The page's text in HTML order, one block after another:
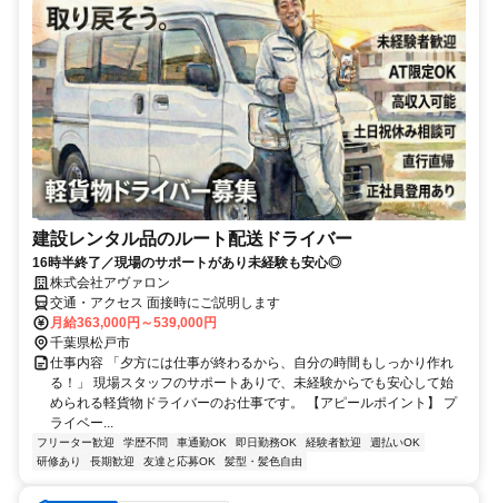
建設レンタル品のルート配送ドライバー
16時半終了／現場のサポートがあり未経験も安心◎
株式会社アヴァロン
交通・アクセス 面接時にご説明します
月給363,000円～539,000円
千葉県松戸市
仕事内容 「夕方には仕事が終わるから、自分の時間もしっかり作れ
る！」 現場スタッフのサポートありで、未経験からでも安心して始
められる軽貨物ドライバーのお仕事です。 【アピールポイント】 プ
ライベー...
フリーター歓迎 学歴不問 車通勤OK 即日勤務OK 経験者歓迎
週払いOK
研修あり
長期歓迎 友達と応募OK 髪型・髪色自由